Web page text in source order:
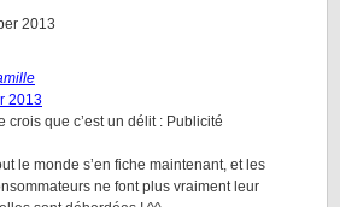
2013
2013
que c’est un délit : Publicité
le monde s’en fiche maintenant, et les
ne font plus vraiment leur